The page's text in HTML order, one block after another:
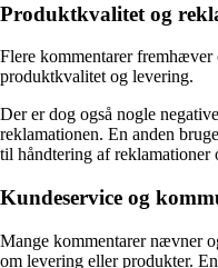
Produktkvalitet og
Flere kommentarer fremhæver
produktkvalitet og levering.
Der er dog også nogle
reklamationen. En anden
til håndtering af reklamationer
Kundeservice og
Mange kommentarer nævner
om levering eller produkter.